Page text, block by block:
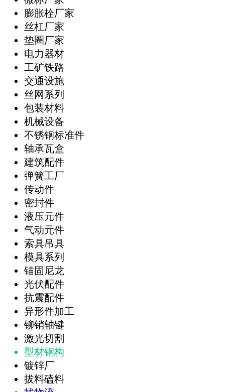
膨胀栓厂家
丝杠厂家
垫圈厂家
电力器材
工矿铁路
交通设施
丝网系列
包装材料
机械设备
不锈钢标准件
轴承瓦盒
建筑配件
弹簧工厂
传动件
密封件
液压元件
气动元件
索具吊具
模具系列
锚固尼龙
光伏配件
抗震配件
异形件加工
铆销轴键
激光切割
型材钢构
镀锌厂
拔料磕料